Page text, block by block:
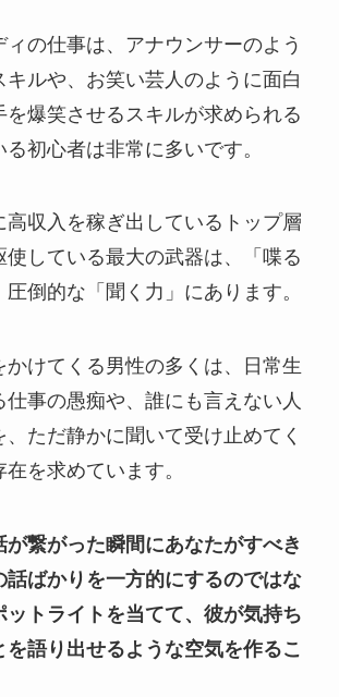
ィの仕事は、アナウンサーのよう
キルや、お笑い芸人のように面白
を爆笑させるスキルが求められる
初心者は非常に多いです。
高収入を稼ぎ出しているトップ層
使している最大の武器は、「喋る
倒的な「聞く力」にあります。
かけてくる男性の多くは、日常生
事の愚痴や、誰にも言えない人
、ただ静かに聞いて受け止めてく
を求めています。
が繋がった瞬間にあなたがすべき
話ばかりを一方的にするのではな
ットライトを当てて、彼が気持ち
を語り出せるような空気を作るこ